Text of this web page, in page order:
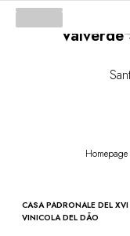
Homepage
CASA PADRONALE DEL
VINICOLA DEL DÃO